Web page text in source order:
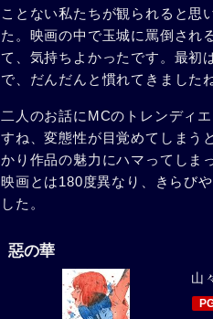
ことない私たちが観られると思
た。映画の中で玉城に罵倒され
て、気持ちよかったです。最初
で、だんだんと慣れてきました
二人のお話にMCのトレンディ
すね、変態性が目覚めてしまう
かり作品の魅力にハマってしま
映画とは180度異なり、きらび
した。
惡の華
山